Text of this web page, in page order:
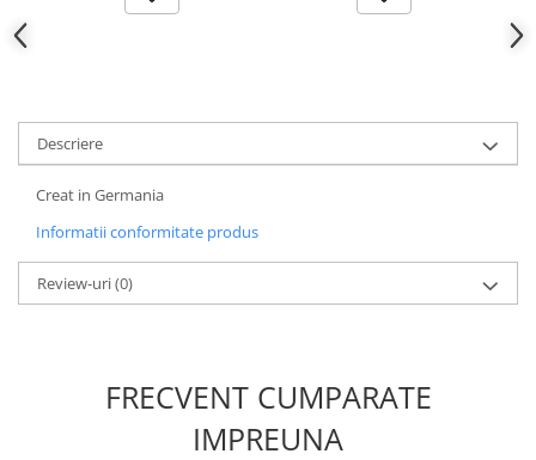
Descriere
Creat in Germania
Informatii conformitate produs
Review-uri(0)
FRECVENT CUMPARATE
IMPREUNA